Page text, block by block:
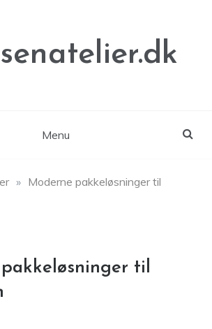
Menu
» Moderne pakkeløsninger til
til